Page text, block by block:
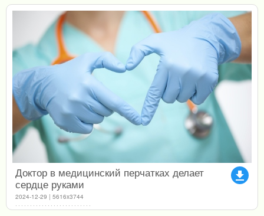
file_download
Доктор в медицинский перчатках делает
сердце руками
2024-12-29 | 5616x3744